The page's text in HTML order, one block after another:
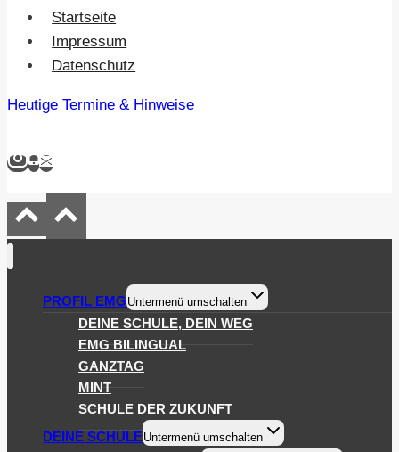
Startseite
Impressum
Datenschutz
Heutige Termine & Hinweise
PROFIL EMG Untermenü umschalten
DEINE SCHULE, DEIN WEG
EMG BILINGUAL
GANZTAG
MINT
SCHULE DER ZUKUNFT
DEINE SCHULEUntermenü umschalten